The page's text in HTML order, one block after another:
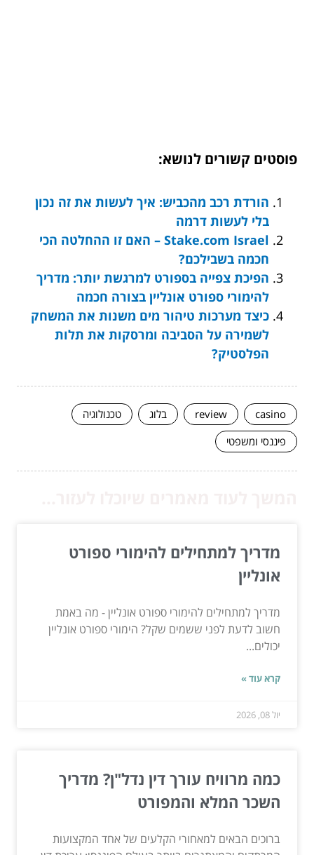
פוסטים קשורים לנושא:
הורדת רכב מהכביש: איך לעשות את זה נכון
בלי לעשות דרמה
Stake.com Israel – האם זו ההחלטה הכי
חכמה בשבילכם?
הפיכת צפייה בספורט למרגשת יותר: מדריך
להימורי ספורט אונליין בצורה חכמה
כיצד מערכות טיהור מים משנות את המשחק
לשמירה על הסביבה ומרסקות את תלות
הפלסטיק?
casino
review בלוג
טכנולוגיה
פיננסי ומשפטי
מדריך למתחילים להימורי ספורט
אונליין
מדריך למתחילים להימורי ספורט אונליין - מה באמת
חשוב לדעת לפני ששמים שקל? הימורי ספורט אונליין
יכולים...
קרא עוד »
יול 08, 2026
כמה מרוויח עורך דין נדל"ן? מדריך
השכר המלא והמפורט
ברוכים הבאים למאחורי הקלעים של אחד המקצועות